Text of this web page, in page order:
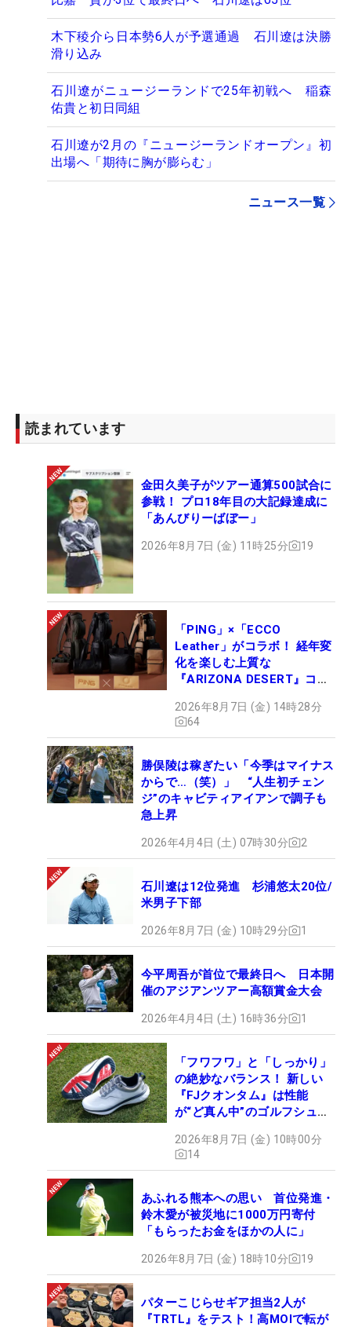
木下稜介ら日本勢6人が予選通過 石川遼は決勝
滑り込み
石川遼がニュージーランドで25年初戦へ 稲森
佑貴と初日同組
石川遼が2月の『ニュージーランドオープン』初
出場へ「期待に胸が膨らむ」
ニュース一覧
読まれています
金田久美子がツアー通算500試合に
参戦！ プロ18年目の大記録達成に
「あんびりーばぼー」
2026年8月7日 (金) 11時25分 19
「PING」×「ECCO
Leather」がコラボ！ 経年変
化を楽しむ上質な
『ARIZONA DESERT』コレ
ュー
2026年8月7日 (金) 14時28分
64
勝俣陵は稼ぎたい「今季はマイナス
からで…（笑）」 “人生初チェン
ジ”のキャビティアイアンで調子も
急上昇
2026年4月4日 (土) 07時30分 2
石川遼は12位発進 杉浦悠太20位/
米男子下部
2026年8月7日 (金) 10時29分 1
今平周吾が首位で最終日へ 日本開
催のアジアンツアー高額賞金大会
2026年4月4日 (土) 16時36分 1
「フワフワ」と「しっかり」
の絶妙なバランス！ 新しい
『FJクオンタム』は性能
が“ど真ん中”のゴルフシュー
2026年8月7日 (金) 10時00分
14
あふれる熊本への思い 首位発進・
鈴木愛が被災地に1000万円寄付
「もらったお金をほかの人に」
2026年8月7日 (金) 18時10分 19
パターこじらせギア担当2人が
『TRTL』をテスト！高MOIで転が